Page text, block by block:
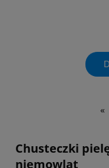
«
Chusteczki
niemowląt